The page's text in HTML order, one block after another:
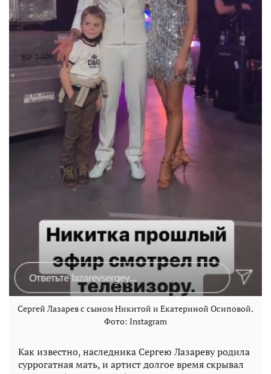
Сергей Лазарев с сыном Никитой и Екатериной Осиповой.
Фото: Instagram
Как известно, наследника Сергею Лазареву родила
суррогатная мать, и артист долгое время скрывал